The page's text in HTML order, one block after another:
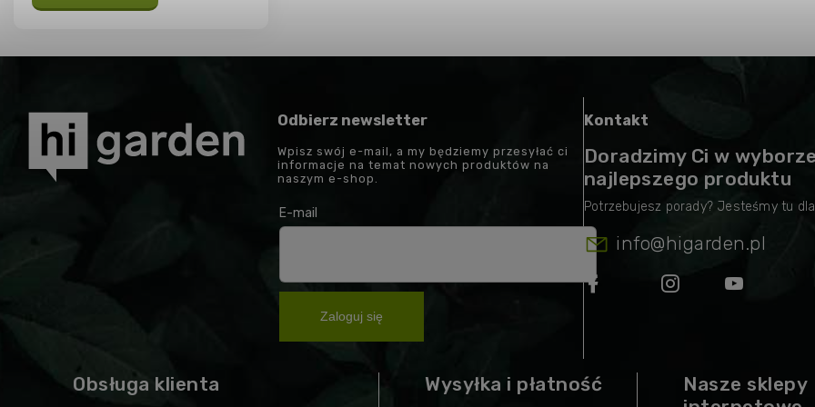
Odbierz newsletter
Wpisz swój e-mail, a my będziemy przesyłać ci
informacje na temat nowych produktów na
naszym e-shop.
E-mail
Zaloguj się
Kontakt
Doradzimy Ci w
najlepszego produktu
info@higarden.pl
Obsługa klienta Wysyłka i płatność
Nasze sklepy